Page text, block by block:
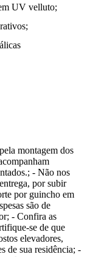
UV velluto;
montagem dos
- Não nos
por subir
por guincho em
são de
- Confira as
se de que
elevadores,
de sua residência; -